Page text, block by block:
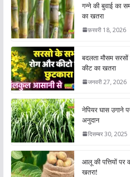
गन्ने की बुवाई का
का खतरा
फ़रवरी 18, 2026
बदलता मौसम
कीट का खतरा
जनवरी 27, 2026
नेपियर घास उगाने
अनुदान
दिसम्बर 30, 2025
आलू की पत्तियों पर
खतरा!